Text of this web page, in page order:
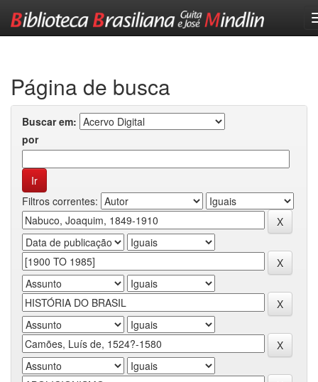
Página de busca
Buscar em:
por
Filtros correntes: